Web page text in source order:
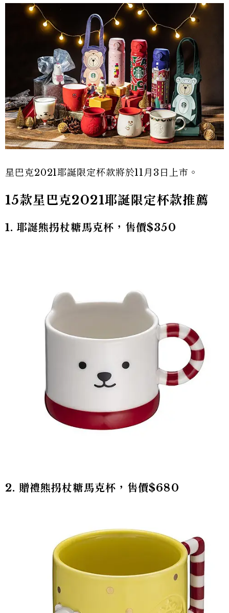
星巴克2021耶誕限定杯款將於11月3日上市。
15款星巴克2021耶誕限定杯款推薦
1. 耶誕熊拐杖糖馬克杯，售價$350
2. 贈禮熊拐杖糖馬克杯，售價$680